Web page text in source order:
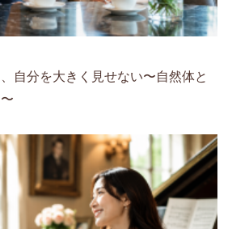
自分を大きく見せない〜自然体と